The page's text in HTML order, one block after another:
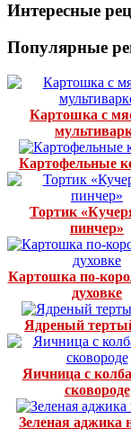
Интересные
Популярные
Картошка с
Картофельные
Тортик
пинчер»
Картошка по-
духовке
Ядреный
Яичница с
сковороде
Зеленая аджика